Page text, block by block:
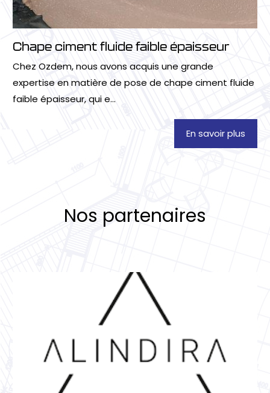
Chape ciment fluide faible épaisseur
Chez Ozdem, nous avons acquis une grande
expertise en matière de pose de chape ciment fluide
faible épaisseur, qui e...
En savoir plus
Nos partenaires